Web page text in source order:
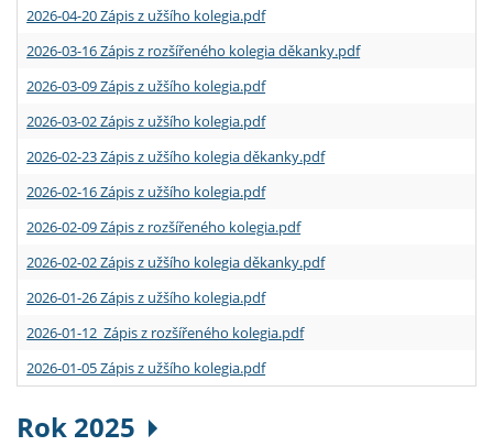
2026-04-20 Zápis z užšího kolegia.pdf
2026-03-16 Zápis z rozšířeného kolegia děkanky.pdf
2026-03-09 Zápis z užšího kolegia.pdf
2026-03-02 Zápis z užšího kolegia.pdf
2026-02-23 Zápis z užšího kolegia děkanky.pdf
2026-02-16 Zápis z užšího kolegia.pdf
2026-02-09 Zápis z rozšířeného kolegia.pdf
2026-02-02 Zápis z užšího kolegia děkanky.pdf
2026-01-26 Zápis z užšího kolegia.pdf
2026-01-12 Zápis z rozšířeného kolegia.pdf
2026-01-05 Zápis z užšího kolegia.pdf
Rok 2025